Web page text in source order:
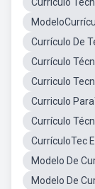
Currículo De
Currículo
Curriculo
Curriculo
Currículo
CurrículoTec
Modelo De
Modelo De